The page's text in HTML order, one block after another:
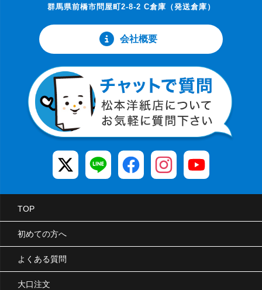
群馬県前橋市問屋町2-8-2 C倉庫（発送倉庫）
会社概要
TOP
初めての方へ
よくある質問
大口注文